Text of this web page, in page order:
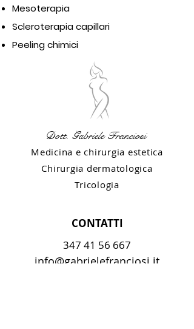
Mesoterapia
Scleroterapia capillari
Peeling chimici
Dott. Gabriele Franciosi
Medicina e chirurgia estetica
Chirurgia dermatologica
Tricologia
CONTATTI
347 41 56 667
info@gabrielefranciosi.it